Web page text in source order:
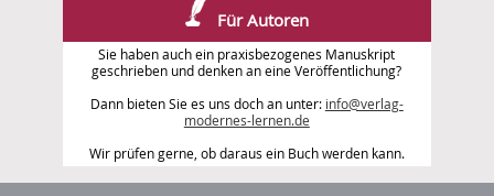
Für Autoren
Sie haben auch ein praxisbezogenes Manuskript
geschrieben und denken an eine Veröffentlichung?
Dann bieten Sie es uns doch an unter: info@verlag-
modernes-lernen.de
Wir prüfen gerne, ob daraus ein Buch werden kann.